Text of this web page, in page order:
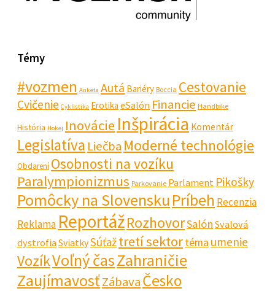
Témy
#vozmen Anketa Autá Bariéry Boccia Cestovanie
Cvičenie Cyklistika Erotika eSalón Financie Handbike
História Hokej Inovácie Inšpirácia Komentár
Legislatíva Liečba Moderné technológie
Obdarení Osobnosti na vozíku
Paralympionizmus Parkovanie Parlament Pikošky
Pomôcky na SlovenskuPríbeh Recenzia
Reklama ReportážRozhovorSalón Svalová
dystrofiaSviatkySúťažtretí sektortéma umenie
VozíkVoľný časZahraničie
ZaujímavosťZábavaČesko